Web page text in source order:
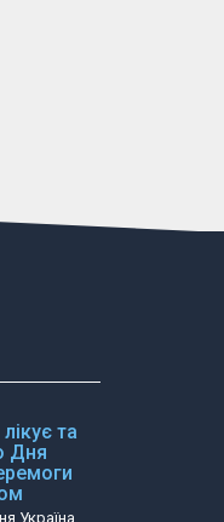
та
Дня
Україна